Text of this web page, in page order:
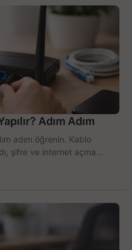
Adım Adım
adım öğrenin. Kablo
şifre ve internet açma